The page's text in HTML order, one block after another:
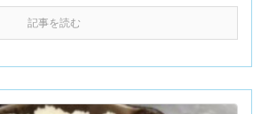
記事を読む